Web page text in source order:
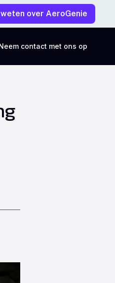
over AeroGenie
contact met ons op